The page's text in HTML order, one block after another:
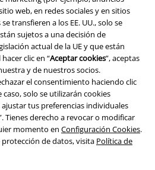
web, en redes sociales y en sitios
transfieren a los EE. UU., solo se
sujetos a una decisión de
actual de la UE y que están
clic en “Aceptar cookies”, aceptas
y de nuestros socios.
el consentimiento haciendo clic
solo se utilizarán cookies
tus preferencias individuales
Tienes derecho a revocar o modificar
momento en Configuración Cookies.
de datos, visita Política de
IVA pero no losgastos de transporte
HGmbH